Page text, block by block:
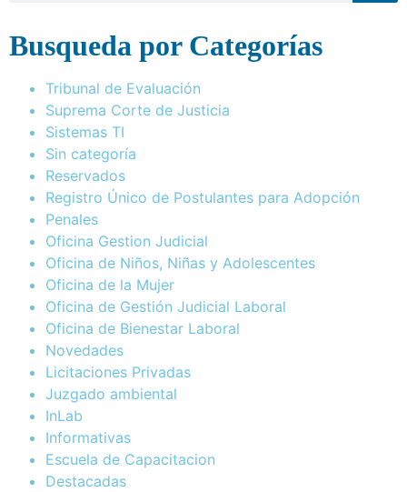
Busqueda por Categorías
Tribunal de Evaluación
Suprema Corte de Justicia
Sistemas TI
Sin categoría
Reservados
Registro Único de Postulantes para Adopción
Penales
Oficina Gestion Judicial
Oficina de Niños, Niñas y Adolescentes
Oficina de la Mujer
Oficina de Gestión Judicial Laboral
Oficina de Bienestar Laboral
Novedades
Licitaciones Privadas
Juzgado ambiental
InLab
Informativas
Escuela de Capacitacion
Destacadas